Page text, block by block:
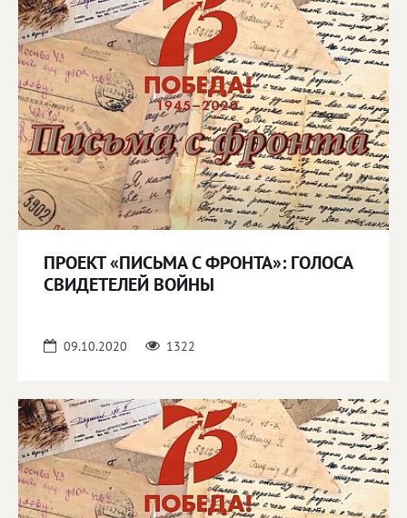
ПРОЕКТ «ПИСЬМА С ФРОНТА»: ГОЛОСА
СВИДЕТЕЛЕЙ ВОЙНЫ
09.10.2020 1322